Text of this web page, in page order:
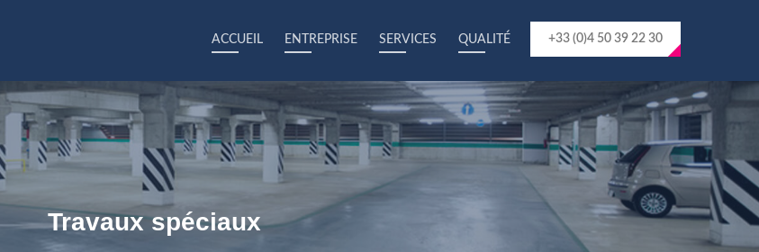
+33 (0)4 50 39 22 30
ACCUEIL ENTREPRISE SERVICES QUALITÉ
Travaux spéciaux